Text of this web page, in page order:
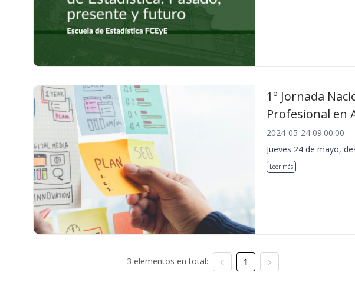
1º Jornada
Profesional en
2024-05-24 09:00:00
Jueves 24 de mayo,
Leer más
3 elementos en total: 1